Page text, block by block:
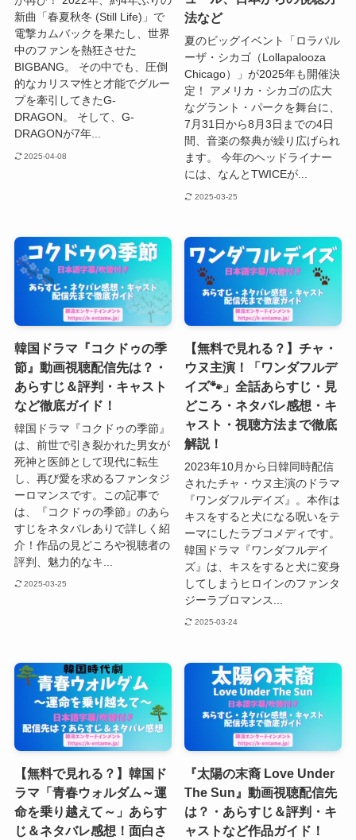
新曲「春夏秋冬 (Still Life)」で
電撃カムバックを果たし、世界
中のファンを熱狂させた
BIGBANG。 その中でも、圧倒
的なカリスマ性と才能でグルー
プを牽引してきたG-
DRAGON。 そして、G-
DRAGONが7年...
2025-04-08
法など
夏のビッグイベント「ロラパル
ーザ・シカゴ（Lollapalooza
Chicago）」が2025年も開催決
定！ アメリカ・シカゴの広大
なグラント・パークを舞台に、
7月31日から8月3日までの4日
間、音楽の祭典が繰り広げられ
ます。 今年のヘッドライナー
には、なんとTWICEが...
2025-03-25
韓国ドラマ『コクドゥの季
節』動画視聴配信先は？・
あらすじ＆評判・キャスト
など徹底ガイド！
韓国ドラマ『コクドゥの季節』
は、前世で引き裂かれた男女が
死神と医師として現代に転生
し、再び愛を求めるファンタジ
ーロマンスです。この記事で
は、『コクドゥの季節』のあら
すじをネタバレありで詳しく紹
介！作品の見どころや視聴者の
評判、魅力的なキ...
2025-03-25
【無料で見れる？】チャ・
ウヌ主演！「ワンダフルデ
イズ🐾」全話あらすじ・見
どころ・ネタバレ感想・キ
ャスト・視聴方法まで徹底
解説！
2023年10月から日韓同時配信
されたチャ・ウヌ主演のドラマ
『ワンダフルデイズ』。本作は
キスをすると犬になる呪いをテ
ーマにしたラブコメディです。
韓国ドラマ『ワンダフルデイ
ズ』は、キスをすると犬に変身
してしまうヒロインのファンタ
ジーラブロマンス...
2025-03-24
【無料で見れる？】韓国ド
ラマ「青春ウォルダム～運
命を乗り越えて～」あらす
じ＆ネタバレ感想！面白さ
『太陽の末裔 Love Under
The Sun』動画視聴配信先
は？・あらすじ＆評判・キ
ャストなど作品ガイド！